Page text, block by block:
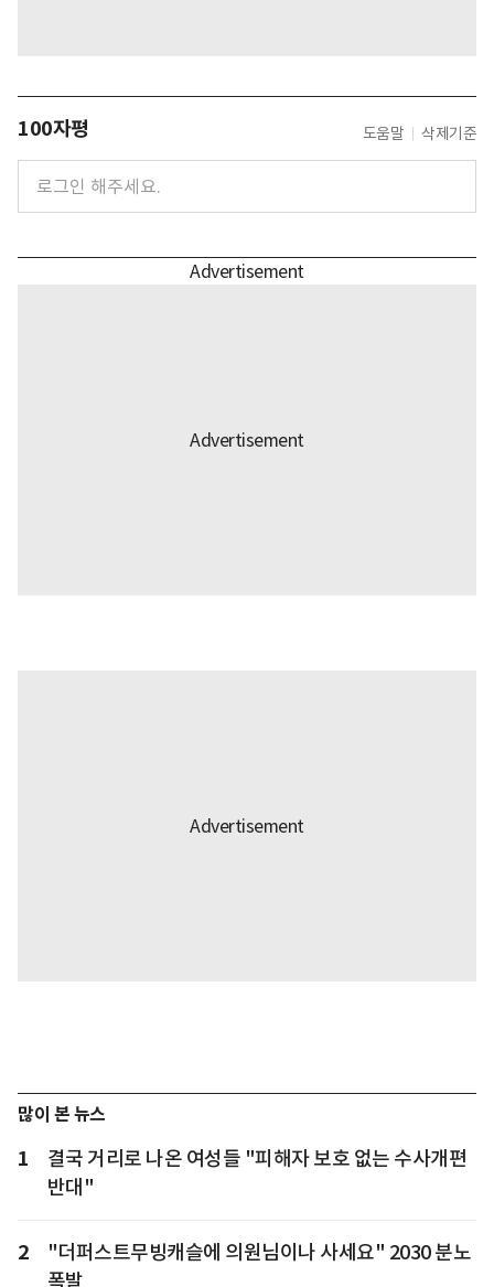
100자평 도움말 삭제기준
많이 본 뉴스
1
결국 거리로 나온 여성들 "피해자 보호 없는 수사개편
반대"
2
"더퍼스트무빙캐슬에 의원님이나 사세요" 2030 분노
폭발